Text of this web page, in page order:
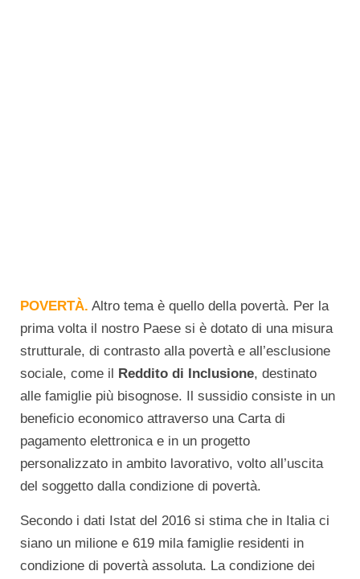
POVERTÀ. Altro tema è quello della povertà. Per la
prima volta il nostro Paese si è dotato di una misura
strutturale, di contrasto alla povertà e all’esclusione
sociale, come il Reddito di Inclusione, destinato
alle famiglie più bisognose. Il sussidio consiste in un
beneficio economico attraverso una Carta di
pagamento elettronica e in un progetto
personalizzato in ambito lavorativo, volto all’uscita
del soggetto dalla condizione di povertà.
Secondo i dati Istat del 2016 si stima che in Italia ci
siano un milione e 619 mila famiglie residenti in
condizione di povertà assoluta. La condizione dei